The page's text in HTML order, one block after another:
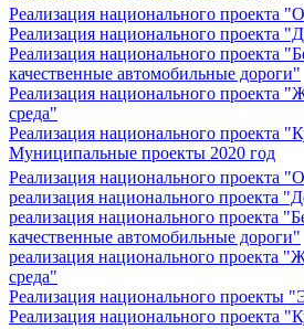
Реализация национального проекта
Реализация национального проекта
Реализация национального проекта
качественные автомобильные дороги"
Реализация национального проекта
среда"
Реализация национального проекта
Муниципальные проекты 2020 год
Реализация национального проекта
реализация национального проекта
реализация национального проекта
качественные автомобильные дороги"
реализация национального проекта
среда"
Реализация национального проекты
Реализация национального проекта